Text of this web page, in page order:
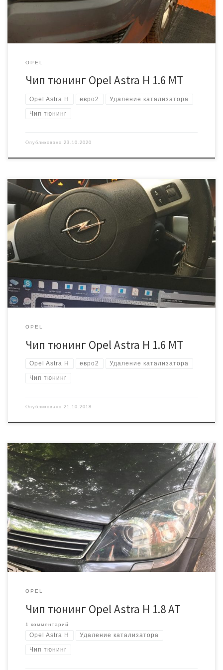
под евро2. Блок управления […]
OPEL
Чип тюнинг Opel Astra H 1.6 MT
Opel Astra H евро2 Удаление катализатора
Чип тюнинг
Опубликовано 23.10.2020
Машина приехала к нам с целым рядом проблем. Пробег 138 000.
Под замену мембрана вентиляции картера, катализатор тоже
неисправен. Если первую проблему можно решить заменой
детали, то удаление катализатора требует ещё и прошивки!
Делаем идентификацию Сразу же сохраняем заводскую
прошивку. И делаем чип тюнинг под Евро2. Записываем через
диагностический разъем: […]
OPEL
Чип тюнинг Opel Astra H 1.6 MT
Opel Astra H евро2 Удаление катализатора
Чип тюнинг
Опубликовано 21.10.2018
Автомобиль Opel Astra H sedan. Автоматическая коробка
передач, пробег 87000.Чувствовалось снижение динамики, был
треск в выхлопной системе при высоких температурах, но
ошибок по катализатору не было. Было решено удалить
катализатор, путём установки выпускного коллектора без
катализатора и прошить под Евро2. Выполняем чтение
заводской прошивки ЭБУ Siemens Simtec 75. Чтение […]
OPEL
Чип тюнинг Opel Astra H 1.8 AT
1 комментарий
Opel Astra H Удаление катализатора
Чип тюнинг